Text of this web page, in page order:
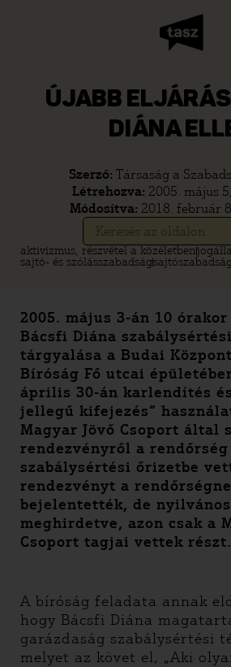
ÚJABB
DIÁNA
Szerző: Társaság a
Létrehozva: 2005. május
Módosítva: 2018. február
aktivizmus, részvétel a közéletben
sajtó- és szólásszabadság
2005. május 3-án 10
Bácsfi Diána
tárgyalása a Budai
Bíróság Fő utcai
április 30-án karlendítés
jellegű kifejezés”
Magyar Jövő Csoport által
rendezvényről a
szabálysértési őrizetbe
rendezvényt a
bejelentették, de
meghirdetve, azon csak a
Csoport tagjai vettek részt.
A bíróság feladata annak
hogy Bácsfi Diána
garázdaság szabálysértési
melyet az követ el, „Aki